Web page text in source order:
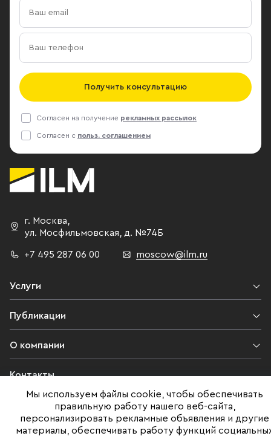
Получить консультацию
Согласен на получение рекламных рассылок
Согласен с польз. соглашением
г. Москва,
ул. Мосфильмовская, д. №74Б
+7 495 287 06 00 moscow@ilm.ru
Услуги
Публикации
О компании
Контакты
Юридическая информация
Мы используем файлы cookie, чтобы обеспечивать
правильную работу нашего веб-сайта,
персонализировать рекламные объявления и другие
материалы, обеспечивать работу функций